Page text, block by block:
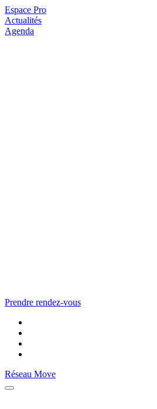
Espace Pro
Actualités
Agenda
Prendre rendez-vous
Réseau Move